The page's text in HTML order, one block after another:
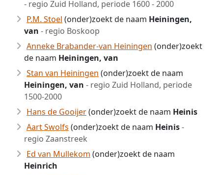
- regio Zuid Holland, periode 1600 - 2000
P.M. Stoel (onder)zoekt de naam Heiningen,
van - regio Boskoop
Anneke Brabander-van Heiningen (onder)zoekt
de naam Heiningen, van
Stan van Heiningen (onder)zoekt de naam
Heiningen, van - regio Zuid Holland, periode
1500-2000
Hans de Gooijer(onder)zoekt de naam Heinis
Aart Swolfs (onder)zoekt de naam Heinis-
regio Zaanstreek
Ed van Mullekom (onder)zoekt de naam
Heinrich